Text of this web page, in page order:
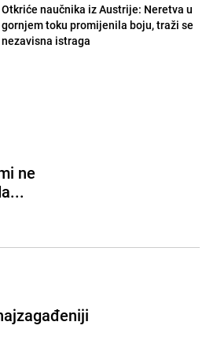
Otkriće naučnika iz Austrije: Neretva u
gornjem toku promijenila boju, traži se
nezavisna istraga
ne